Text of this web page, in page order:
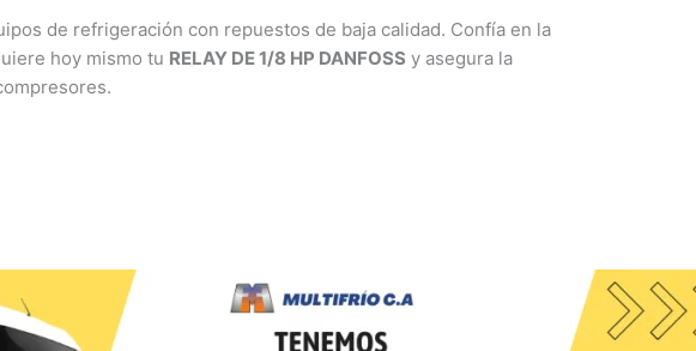
de refrigeración con repuestos de baja calidad. Confía en la
hoy mismo tu RELAY DE 1/8 HP DANFOSS y asegura la